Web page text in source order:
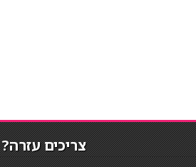
צריכים עזרה?